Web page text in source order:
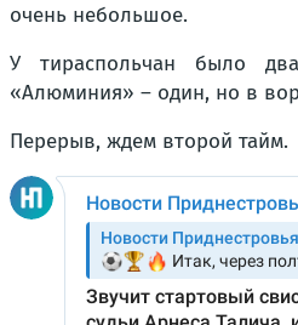
очень небольшое.
У тираспольчан было
«Алюминия» – один, но в
Перерыв, ждем второй тайм.